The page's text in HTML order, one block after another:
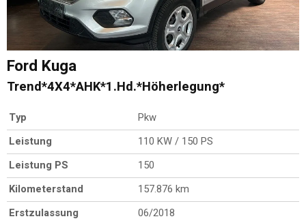
Ford Kuga
Trend*4X4*AHK*1.Hd.*Höherlegung*
Typ
Pkw
Leistung
110 KW / 150 PS
Leistung PS
150
Kilometerstand
157.876 km
Erstzulassung
06/2018